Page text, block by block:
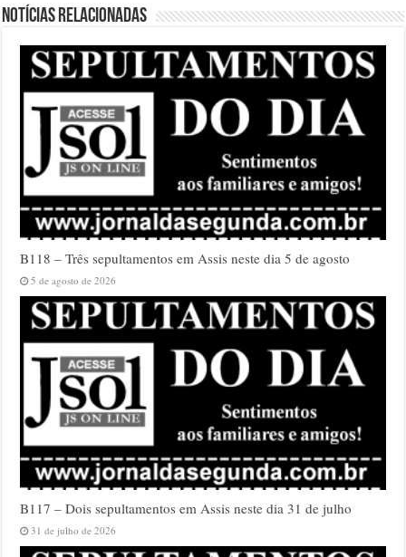
Notícias relacionadas
B118 – Três sepultamentos em Assis neste dia 5 de agosto
5 de agosto de 2026
B117 – Dois sepultamentos em Assis neste dia 31 de julho
31 de julho de 2026